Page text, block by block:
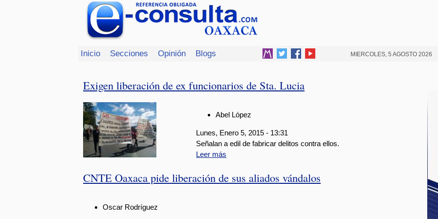
Inicio Secciones Opinión Blogs MIERCOLES, 5 AGOSTO 2026
Exigen liberación de ex funcionarios de Sta. Lucia
Abel López
Lunes, Enero 5, 2015 - 13:31
Señalan a edil de fabricar delitos contra ellos.
Leer más
CNTE Oaxaca pide liberación de sus aliados vándalos
Oscar Rodríguez